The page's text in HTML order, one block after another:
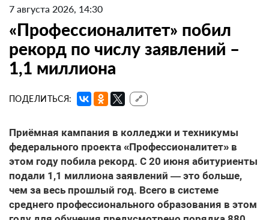
7 августа 2026, 14:30
«Профессионалитет» побил
рекорд по числу заявлений –
1,1 миллиона
ПОДЕЛИТЬСЯ: 🔗
Приёмная кампания в колледжи и техникумы
федерального проекта «Профессионалитет» в
этом году побила рекорд. С 20 июня абитуриенты
подали 1,1 миллиона заявлений — это больше,
чем за весь прошлый год. Всего в системе
среднего профессионального образования в этом